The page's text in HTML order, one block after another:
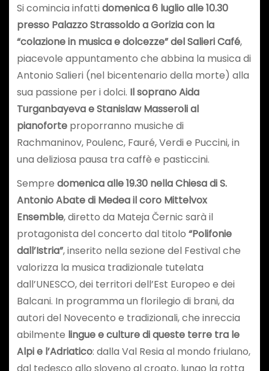
Si comincia infattidomenica 6 luglio alle 10.30
presso Palazzo Strassoldo a Gorizia con la
“colazione in musica e dolcezze” del Salieri Café,
piacevole appuntamento che abbina la musica di
Antonio Salieri (nel bicentenario della morte) alla
sua passione per i dolci. Il soprano Aida
Turganbayeva e Stanislaw Masseroli al
pianoforteproporranno musiche di
Rachmaninov, Poulenc, Fauré, Verdi e Puccini, in
una deliziosa pausa tra caffè e pasticcini.
Sempre domenica alle 19.30 nella Chiesa di S.
Antonio Abate di Medea il coro Mittelvox
Ensemble, diretto da Mateja Černic sarà il
protagonista del concerto dal titolo “Polifonie
dall’Istria”, inserito nella sezione del Festival che
valorizza la musica tradizionale tutelata
dall’UNESCO, dei territori dell’Est Europeo e dei
Balcani. In programma un florilegio di brani, da
autori del Novecento e tradizionali, che inreccia
abilmente lingue e culture di queste terre tra le
Alpi e l’Adriatico: dalla Val Resia al mondo friulano,